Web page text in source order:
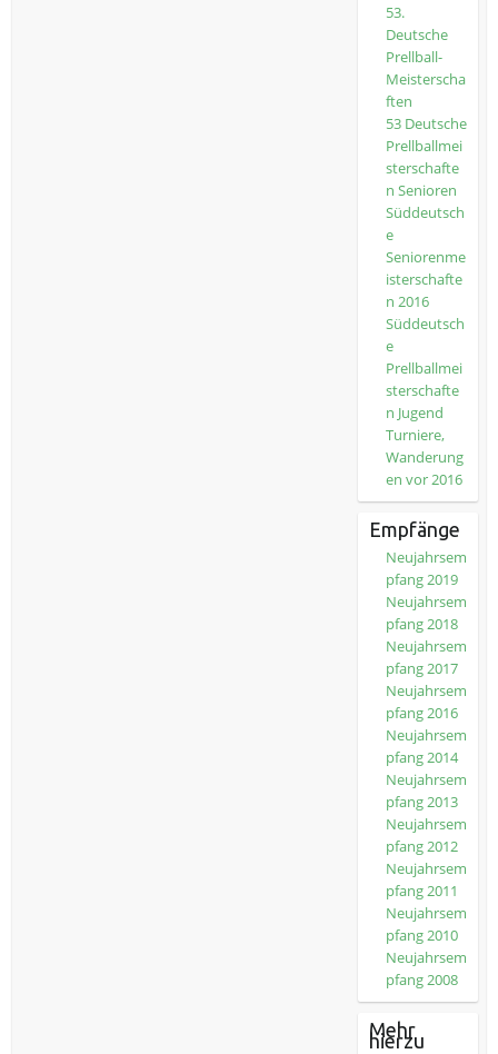
53.
Deutsche
Prellball-
Meisterscha
ften
53 Deutsche
Prellballmei
sterschafte
n Senioren
Süddeutsch
e
Seniorenme
isterschafte
n 2016
Süddeutsch
e
Prellballmei
sterschafte
n Jugend
Turniere,
Wanderung
en vor 2016
Empfänge
Neujahrsem
pfang 2019
Neujahrsem
pfang 2018
Neujahrsem
pfang 2017
Neujahrsem
pfang 2016
Neujahrsem
pfang 2014
Neujahrsem
pfang 2013
Neujahrsem
pfang 2012
Neujahrsem
pfang 2011
Neujahrsem
pfang 2010
Neujahrsem
pfang 2008
Mehr
hierzu